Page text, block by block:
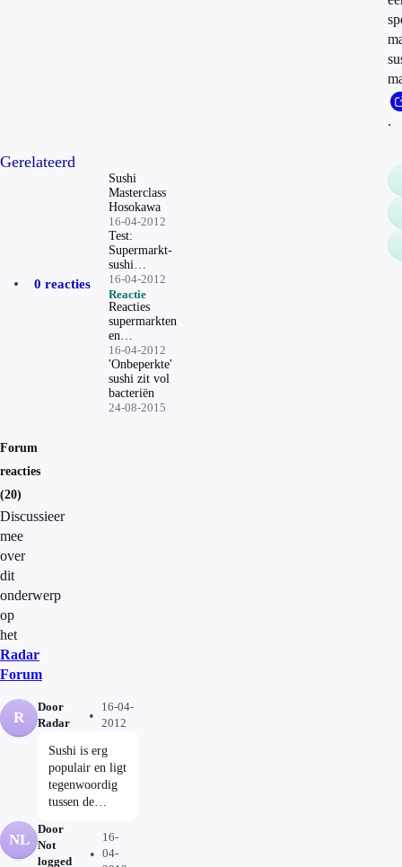
.
Gerelateerd
Sushi
Masterclass
Hosokawa
16-04-2012
Test:
Supermarkt-
sushi
(uitgebreid)
16-04-2012
Reactie
Reacties
supermarkten
en
producenten
16-04-2012
'Onbeperkte'
sushi zit vol
bacteriën
24-08-2015
0 reacties
Forum
reacties
(20)
Discussieer
mee
over
dit
onderwerp
op
het
Radar
Forum
R
Door
Radar
16-04-
2012
Sushi is erg
populair en ligt
tegenwoordig
tussen de
en de
voorverpakte
NL
Door
Not
logged
16-
04-